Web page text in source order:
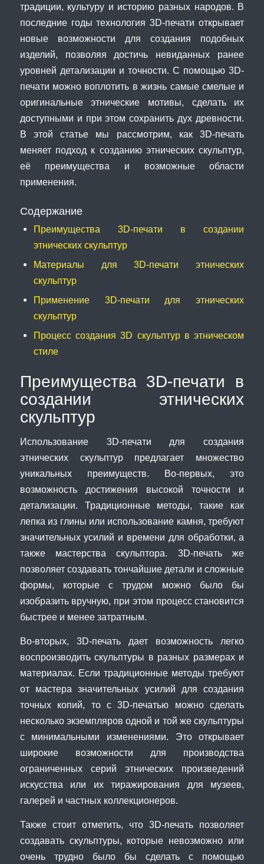
традиции, культуру и историю разных народов. В
последние годы технология 3D-печати открывает
новые возможности для создания подобных
изделий, позволяя достичь невиданных ранее
уровней детализации и точности. С помощью 3D-
печати можно воплотить в жизнь самые смелые и
оригинальные этнические мотивы, сделать их
доступными и при этом сохранить дух древности.
В этой статье мы рассмотрим, как 3D-печать
меняет подход к созданию этнических скульптур,
её преимущества и возможные области
применения.
Содержание
Преимущества 3D-печати в создании
этнических скульптур
Материалы для 3D-печати этнических
скульптур
Применение 3D-печати для этнических
скульптур
Процесс создания 3D скульптур в этническом
стиле
Преимущества 3D-печати в
создании этнических
скульптур
Использование 3D-печати для создания
этнических скульптур предлагает множество
уникальных преимуществ. Во-первых, это
возможность достижения высокой точности и
детализации. Традиционные методы, такие как
лепка из глины или использование камня, требуют
значительных усилий и времени для обработки, а
также мастерства скульптора. 3D-печать же
позволяет создавать тончайшие детали и сложные
формы, которые с трудом можно было бы
изобразить вручную, при этом процесс становится
быстрее и менее затратным.
Во-вторых, 3D-печать дает возможность легко
воспроизводить скульптуры в разных размерах и
материалах. Если традиционные методы требуют
от мастера значительных усилий для создания
точных копий, то с 3D-печатью можно сделать
несколько экземпляров одной и той же скульптуры
с минимальными изменениями. Это открывает
широкие возможности для производства
ограниченных серий этнических произведений
искусства или их тиражирования для музеев,
галерей и частных коллекционеров.
Также стоит отметить, что 3D-печать позволяет
создавать скульптуры, которые невозможно или
очень трудно было бы сделать с помощью